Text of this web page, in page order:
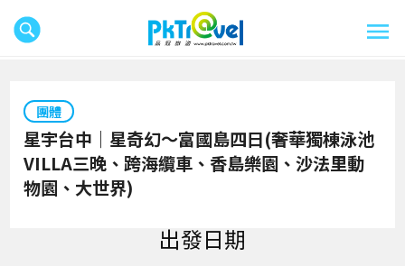
團體
星宇台中｜星奇幻～富國島四日(奢華獨棟泳池
VILLA三晚、跨海纜車、香島樂園、沙法里動
物園、大世界)
出發日期